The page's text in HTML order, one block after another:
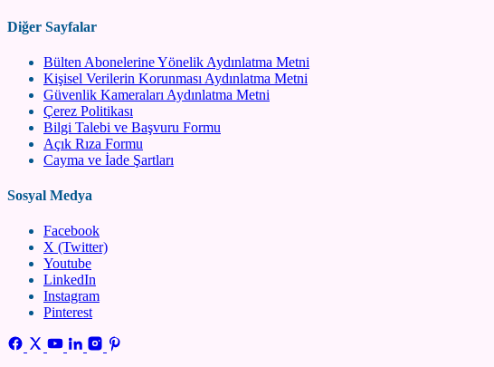
Diğer Sayfalar
Bülten Abonelerine Yönelik Aydınlatma Metni
Kişisel Verilerin Korunması Aydınlatma Metni
Güvenlik Kameraları Aydınlatma Metni
Çerez Politikası
Bilgi Talebi ve Başvuru Formu
Açık Rıza Formu
Cayma ve İade Şartları
Sosyal Medya
Facebook
X (Twitter)
Youtube
LinkedIn
Instagram
Pinterest